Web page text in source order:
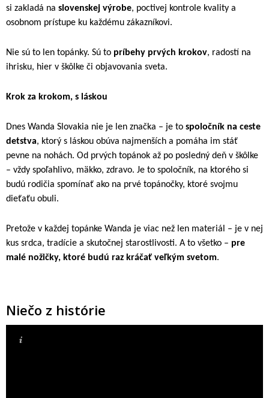
si zakladá na slovenskej výrobe, poctivej kontrole kvality a
osobnom prístupe ku každému zákazníkovi.
Nie sú to len topánky. Sú to príbehy prvých krokov, radostí na
ihrisku, hier v škôlke či objavovania sveta.
Krok za krokom, s láskou
Dnes Wanda Slovakia nie je len značka – je to spoločník na ceste
detstva, ktorý s láskou obúva najmenších a pomáha im stáť
pevne na nohách. Od prvých topánok až po posledný deň v škôlke
– vždy spoľahlivo, mäkko, zdravo. Je to spoločník, na ktorého si
budú rodičia spomínať ako na prvé topánočky, ktoré svojmu
dieťaťu obuli.
Pretože v každej topánke Wanda je viac než len materiál – je v nej
kus srdca, tradície a skutočnej starostlivosti. A to všetko – pre
malé nožičky, ktoré budú raz kráčať veľkým svetom.
Niečo z histórie